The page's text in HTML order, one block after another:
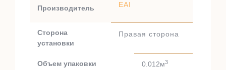
Производитель EAI
Сторона
установки
Правая сторона
Объем упаковки 0.012м3